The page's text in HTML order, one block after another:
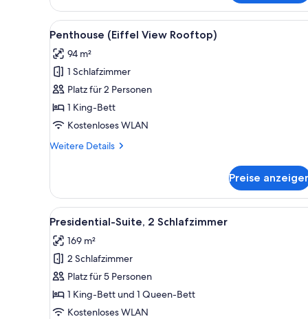
(Haute
Couture,
by
Huppert)
Alle
Fotos
für
Penthouse
(Eiffel
View
Rooftop)
Ein modernes Hotelzimmer
9
Penthouse (Eiffel View Rooftop)
94 m²
1 Schlafzimmer
Platz für 2 Personen
1 King-Bett
Kostenloses WLAN
Weitere Details
Weitere
(Eiffel
View
Rooftop)
Preise
Alle
Fotos
für
Presidential-
Suite,
2 Schlafzimmer
anzeigen
Ein Hotelzimmer mit einem
12
Presidential-Suite, 2 Schlafzimmer
169 m²
2 Schlafzimmer
Platz für 5 Personen
1 King-Bett und 1 Queen-Bett
Kostenloses WLAN